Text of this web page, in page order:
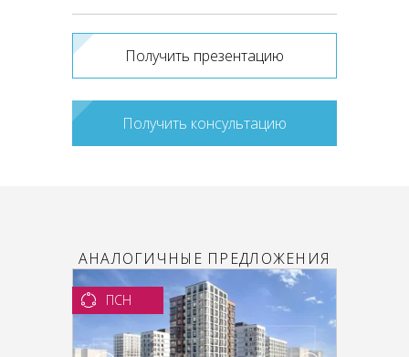
Получить презентацию
Получить консультацию
АНАЛОГИЧНЫЕ ПРЕДЛОЖЕНИЯ
ПСН